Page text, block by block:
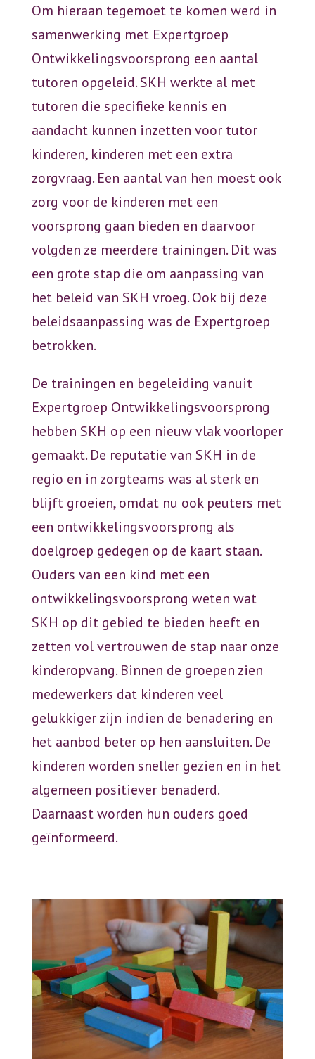
Om hieraan tegemoet te komen werd in
samenwerking met Expertgroep
Ontwikkelingsvoorsprong een aantal
tutoren opgeleid. SKH werkte al met
tutoren die specifieke kennis en
aandacht kunnen inzetten voor tutor
kinderen, kinderen met een extra
zorgvraag. Een aantal van hen moest ook
zorg voor de kinderen met een
voorsprong gaan bieden en daarvoor
volgden ze meerdere trainingen. Dit was
een grote stap die om aanpassing van
het beleid van SKH vroeg. Ook bij deze
beleidsaanpassing was de Expertgroep
betrokken.
De trainingen en begeleiding vanuit
Expertgroep Ontwikkelingsvoorsprong
hebben SKH op een nieuw vlak voorloper
gemaakt. De reputatie van SKH in de
regio en in zorgteams was al sterk en
blijft groeien, omdat nu ook peuters met
een ontwikkelingsvoorsprong als
doelgroep gedegen op de kaart staan.
Ouders van een kind met een
ontwikkelingsvoorsprong weten wat
SKH op dit gebied te bieden heeft en
zetten vol vertrouwen de stap naar onze
kinderopvang. Binnen de groepen zien
medewerkers dat kinderen veel
gelukkiger zijn indien de benadering en
het aanbod beter op hen aansluiten. De
kinderen worden sneller gezien en in het
algemeen positiever benaderd.
Daarnaast worden hun ouders goed
geïnformeerd.